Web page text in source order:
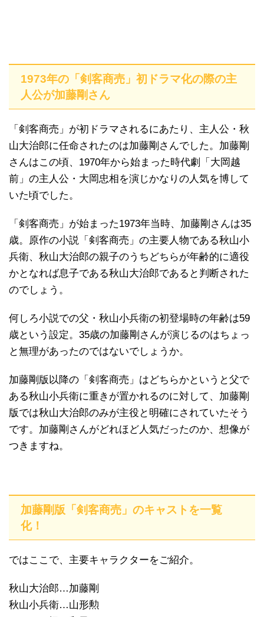
1973年の「剣客商売」初ドラマ化の際の主
人公が加藤剛さん
「剣客商売」が初ドラマされるにあたり、主人公・秋
山大治郎に任命されたのは加藤剛さんでした。加藤剛
さんはこの頃、1970年から始まった時代劇「大岡越
前」の主人公・大岡忠相を演じかなりの人気を博して
いた頃でした。
「剣客商売」が始まった1973年当時、加藤剛さんは35
歳。原作の小説「剣客商売」の主要人物である秋山小
兵衛、秋山大治郎の親子のうちどちらが年齢的に適役
かとなれば息子である秋山大治郎であると判断された
のでしょう。
何しろ小説での父・秋山小兵衛の初登場時の年齢は59
歳という設定。35歳の加藤剛さんが演じるのはちょっ
と無理があったのではないでしょうか。
加藤剛版以降の「剣客商売」はどちらかというと父で
ある秋山小兵衛に重きが置かれるのに対して、加藤剛
版では秋山大治郎のみが主役と明確にされていたそう
です。加藤剛さんがどれほど人気だったのか、想像が
つきますね。
加藤剛版「剣客商売」のキャストを一覧
化！
ではここで、主要キャラクターをご紹介。
秋山大治郎…加藤剛
秋山小兵衛…山形勲